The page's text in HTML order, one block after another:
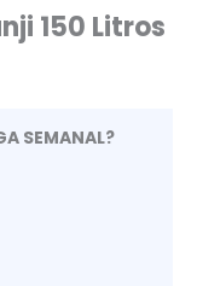
150 Litros
SEMANAL?